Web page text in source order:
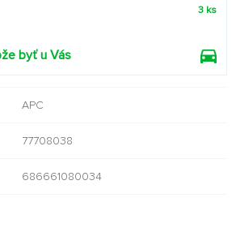
3 ks
byť u Vás
APC
77708038
686661080034